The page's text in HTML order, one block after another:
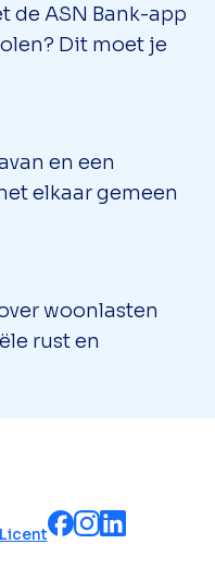
de ASN Bank-app
Dit moet je
en een
elkaar gemeen
woonlasten
rust en
Licent